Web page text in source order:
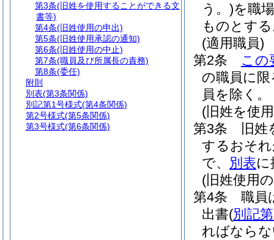
う。)を職
ものとす
(適用職員)
第2条
この
の職員に限
員を除く。
(旧姓を使
第3条
旧
するおそ
で、 別表
(旧姓使用
第4条
職員
出書(別記
ればなら
第3条(旧姓を使用することができる文
書等)
第4条(旧姓使用の申出)
第5条(旧姓使用承認の通知)
第6条(旧姓使用の中止)
第7条(職員及び所属長の責務)
第8条(委任)
附則
別表(第3条関係)
別記第1号様式(第4条関係)
第2号様式(第5条関係)
第3号様式(第6条関係)